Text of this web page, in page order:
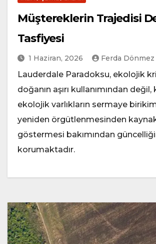
Müştereklerin Trajedisi
Tasfiyesi
1 Haziran, 2026 Ferda Dönmez
Lauderdale Paradoksu, ekolojik
doğanın aşırı kullanımından
ekolojik varlıkların sermaye
yeniden örgütlenmesinden
göstermesi bakımından
korumaktadır.